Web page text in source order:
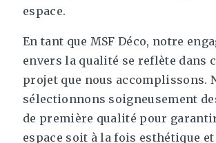
espace.
En tant que MSF Déco, notre
envers la qualité se reflète dans
projet que nous accomplissons.
sélectionnons soigneusement
de première qualité pour
espace soit à la fois esthétique